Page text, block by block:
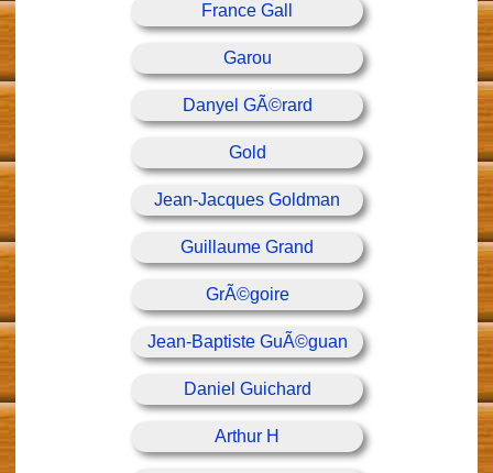
France Gall
Garou
Danyel GÃ©rard
Gold
Jean-Jacques Goldman
Guillaume Grand
GrÃ©goire
Jean-Baptiste GuÃ©guan
Daniel Guichard
Arthur H